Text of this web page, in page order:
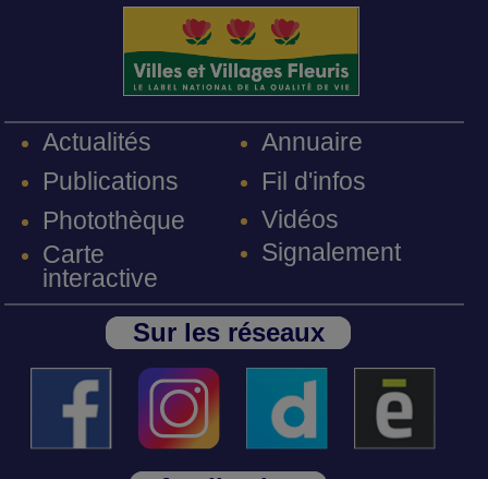
Actualités
Publications
Photothèque
Carte
interactive
Annuaire
Fil d'infos
Vidéos
Signalement
Sur les réseaux